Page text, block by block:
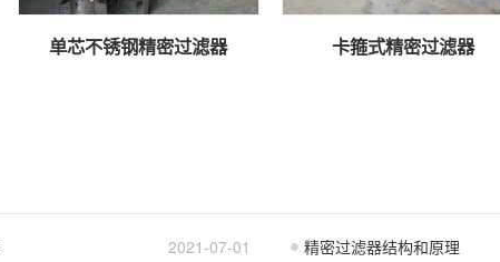
单芯不锈钢精密过滤器 卡箍式精密过滤器
2021-07-01
精密过滤器结构和原理